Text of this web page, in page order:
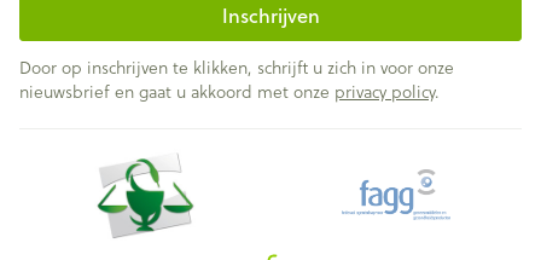
Inschrijven
Door op inschrijven te klikken, schrijft u zich in voor onze
nieuwsbrief en gaat u akkoord met onze privacy policy.